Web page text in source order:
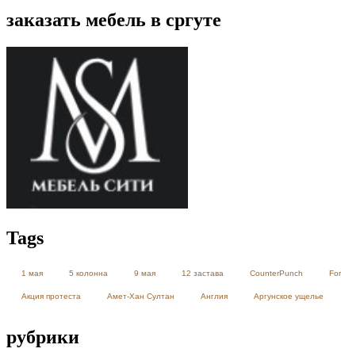
заказать мебель в сргуте
Tags
1 мая 5 колонна 9 мая 12 застава CounterPunch
Акция протеста Амет-Хан Султан Англия Аргунское ущелье
рубрики